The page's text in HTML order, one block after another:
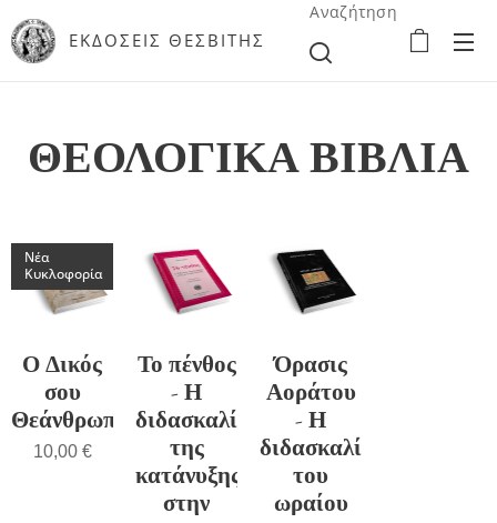
ΕΚΔΟΣΕΙΣ ΘΕΣΒΙΤΗΣ
Αναζήτηση
ΘΕΟΛΟΓΙΚΑ ΒΙΒΛΙΑ
Ο Δικός
σου
Θεάνθρωπος
Νέα
Κυκλοφορία
10,00€
Το πένθος
- Η
διδασκαλία
της
κατάνυξης
στην
Όρασις
Αοράτου
- Η
διδασκαλία
του
ωραίου